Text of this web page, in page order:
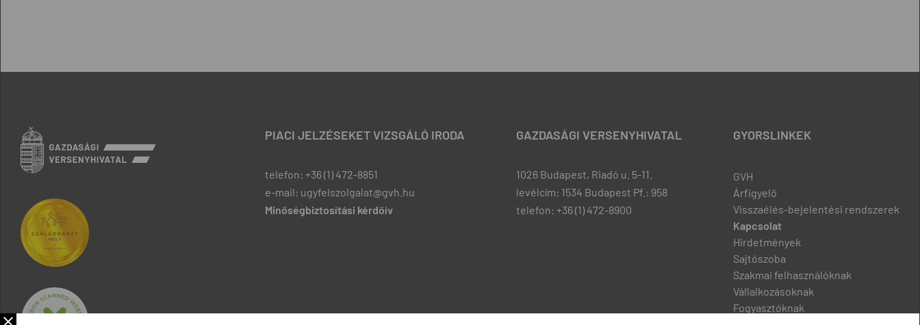
PIACI JELZÉSEKET VIZSGÁLÓ IRODA
telefon: +36 (1) 472-8851
e-mail: ugyfelszolgalat@gvh.hu
Minőségbiztosítási kérdőív
GAZDASÁGI VERSENYHIVATAL
1026 Budapest, Riadó u. 5-11.
levélcím: 1534 Budapest Pf.: 958
telefon: +36 (1) 472-8900
GYORSLINKEK
GVH
Árfigyelő
Visszaélés-bejelentési rendszerek
Kapcsolat
Hirdetmények
Sajtószoba
Szakmai felhasználóknak
Vállalkozásoknak
Fogyasztóknak